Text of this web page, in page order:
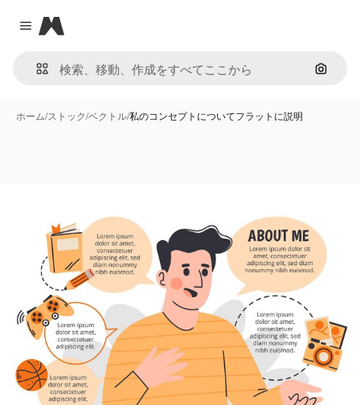
Close menu
Magnific
画像で
ホーム/ストック/ベクトル/私のコンセプトについてフラットに説明